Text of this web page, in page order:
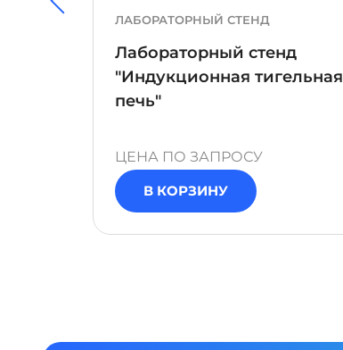
ЛАБОРАТОРНЫЙ СТЕНД
Лабораторный стенд
"Индукционная тигельная
печь"
ЦЕНА ПО ЗАПРОСУ
В КОРЗИНУ